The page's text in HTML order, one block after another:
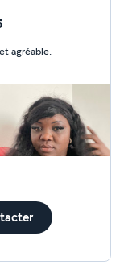
aussi.
agréable.